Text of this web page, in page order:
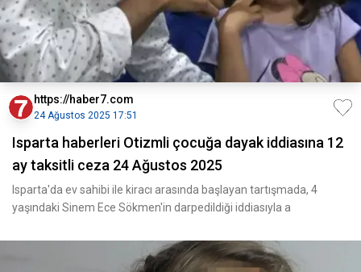
https://haber7.com
24 Ağustos 2025 17:51
Isparta haberleri Otizmli çocuğa dayak iddiasına 12
ay taksitli ceza 24 Ağustos 2025
Isparta'da ev sahibi ile kiracı arasında başlayan tartışmada, 4
yaşındaki Sinem Ece Sökmen'in darpedildiği iddiasıyla a